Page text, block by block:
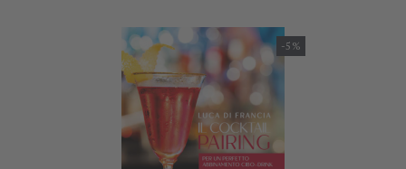
-5%